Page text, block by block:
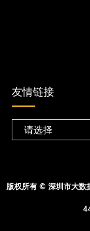
友情链接
版权所有 © 深圳市大数